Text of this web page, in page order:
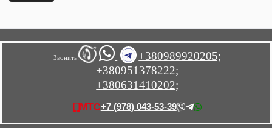
Звонить:
+380989920205;
+380951378222;
+380631410202;
МТС+7 (978) 043-53-39